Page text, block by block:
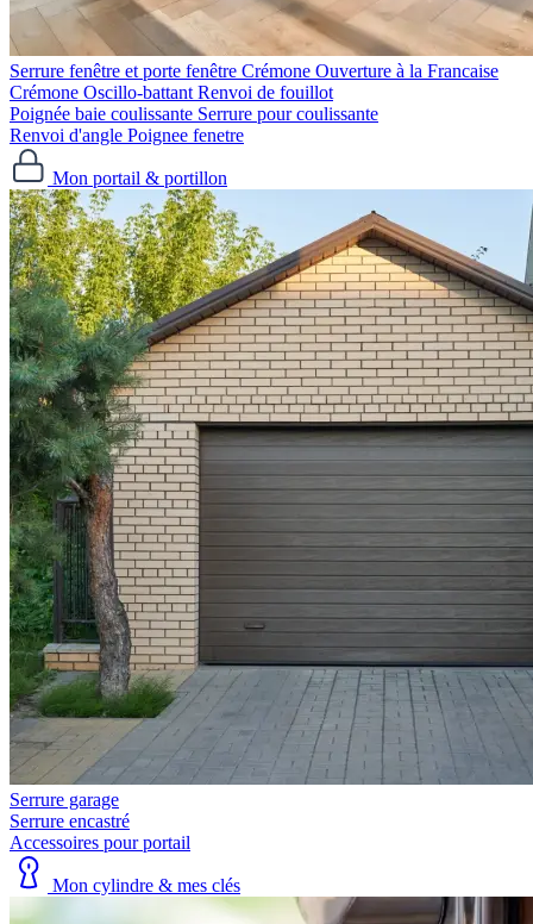
Serrure fenêtre et porte fenêtre
Crémone Ouverture à la Francaise
Crémone Oscillo-battant Renvoi de fouillot
Poignée baie coulissante Serrure pour coulissante
Renvoi d'angle Poignee fenetre
Mon portail & portillon
Serrure garage
Serrure encastré
Accessoires pour portail
Mon cylindre & mes clés